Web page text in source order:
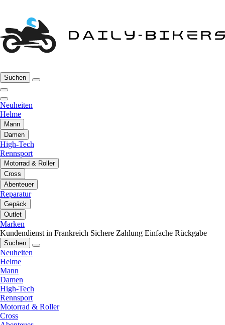
Suchen
Neuheiten
Helme
Mann
Damen
High-Tech
Rennsport
Motorrad & Roller
Cross
Abenteuer
Reparatur
Gepäck
Outlet
Marken
Kundendienst in Frankreich Sichere Zahlung Einfache Rückgabe
Suchen
Neuheiten
Helme
Mann
Damen
High-Tech
Rennsport
Motorrad & Roller
Cross